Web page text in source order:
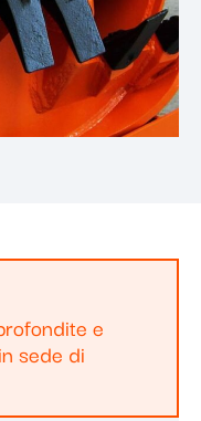
e
sede di